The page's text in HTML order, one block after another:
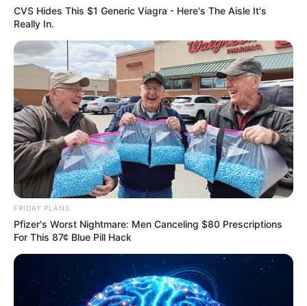
20:34 / 06 Avqust 2026 CƏMİYYƏT
Sürücülərin nəzərinə: Bu küçələrdə
hərəkətTAM MƏHDUDLAŞDIRILIR
54 0
CVS Hides This $1 Generic Viagra - Here's The Aisle It's
Really In.
FRIDAY PLANS
Pfizer's Worst Nightmare: Men Canceling $80 Prescriptions
For This 87¢ Blue Pill Hack